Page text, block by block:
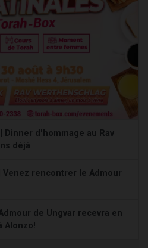
Dinner d'hommage au Rav
déjà
Venez rencontrer le Admour
de Ungvar recevra en
Alonzo!